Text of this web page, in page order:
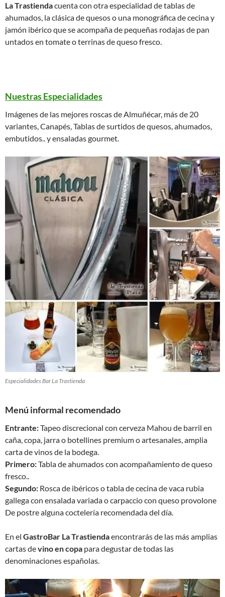
La Trastiendacuenta con otra especialidad de tablas de
ahumados, la clásica de quesos o una monográfica de cecina y
jamón ibérico que se acompaña de pequeñas rodajas de pan
untados en tomate o terrinas de queso fresco.
Nuestras Especialidades
Imágenes de las mejores roscas de Almuñécar, más de 20
variantes, Canapés, Tablas de surtidos de quesos, ahumados,
embutidos.. y ensaladas gourmet.
Especialidades Bar La Trastienda
Menú informal recomendado
Entrante:Tapeo discrecional con cerveza Mahou de barril en
caña, copa, jarra o botellines premium o artesanales, amplia
carta de vinos de la bodega.
Primero:Tabla de ahumados con acompañamiento de queso
fresco..
Segundo: Rosca de ibéricos o tabla de cecina de vaca rubia
gallega con ensalada variada o carpaccio con queso provolone
De postre alguna coctelería recomendada del día.
En el GastroBar La Trastiendaencontrarás de las más amplias
cartas devino en copa para degustar de todas las
denominaciones españolas.